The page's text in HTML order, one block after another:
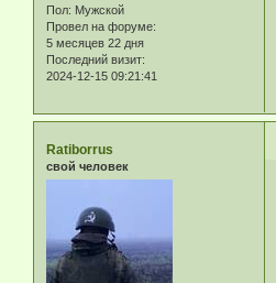
Пол: Мужской
Провел на форуме:
5 месяцев 22 дня
Последний визит:
2024-12-15 09:21:41
Ratiborrus
свой человек